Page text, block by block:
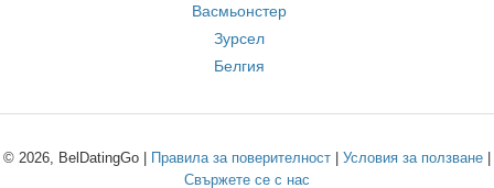
Васмьонстер
Зурсел
Белгия
© 2026, BelDatingGo | Правила за поверителност Условия за ползване
Свържете се с нас